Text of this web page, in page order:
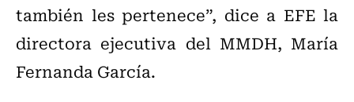
también les pertenece”, dice a EFE la
directora ejecutiva del MMDH, María
Fernanda García.